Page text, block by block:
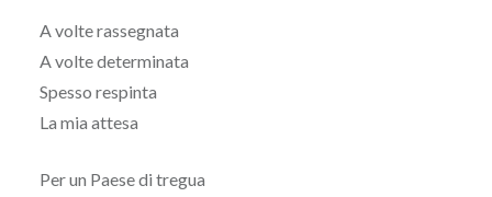
A volte rassegnata
A volte determinata
Spesso respinta
La mia attesa
Per un Paese di tregua